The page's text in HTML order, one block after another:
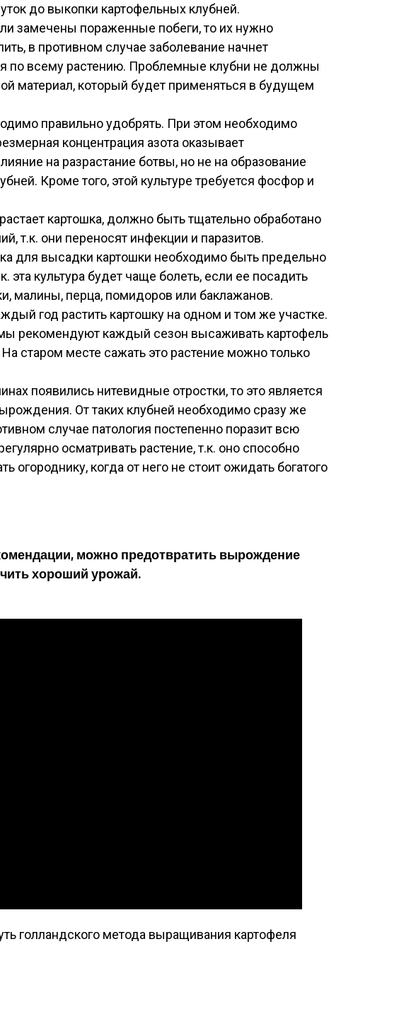
до выкопки картофельных клубней.
замечены пораженные побеги, то их нужно
в противном случае заболевание начнет
по всему растению. Проблемные клубни не должны
материал, который будет применяться в будущем
правильно удобрять. При этом необходимо
концентрация азота оказывает
на разрастание ботвы, но не на образование
Кроме того, этой культуре требуется фосфор и
картошка, должно быть тщательно обработано
т.к. они переносят инфекции и паразитов.
для высадки картошки необходимо быть предельно
эта культура будет чаще болеть, если ее посадить
малины, перца, помидоров или баклажанов.
год растить картошку на одном и том же участке.
рекомендуют каждый сезон высаживать картофель
старом месте сажать это растение можно только
появились нитевидные отростки, то это является
От таких клубней необходимо сразу же
случае патология постепенно поразит всю
осматривать растение, т.к. оно способно
огороднику, когда от него не стоит ожидать богатого
можно предотвратить вырождение
хороший урожай.
голландского метода выращивания картофеля